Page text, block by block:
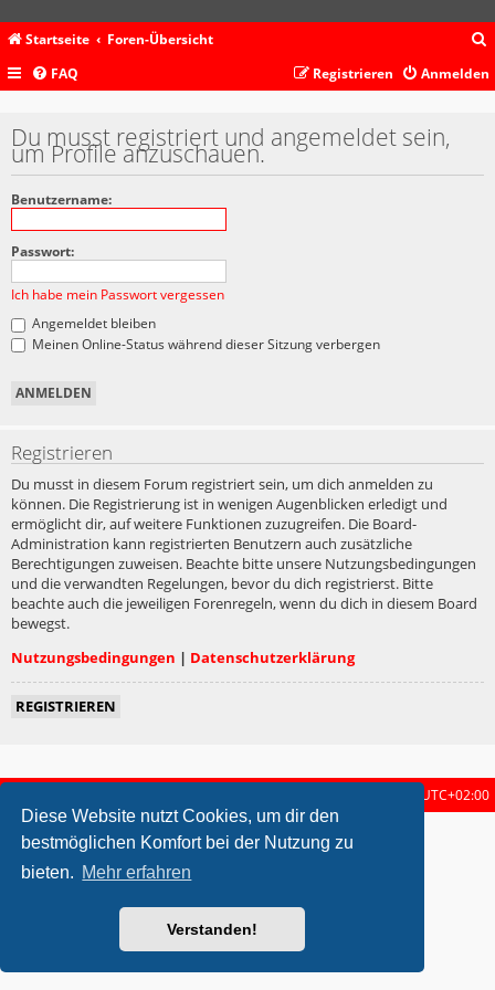
Diese Website nutzt Cookies, um dir den
bestmöglichen Komfort bei der Nutzung zu
bieten. Mehr erfahren
Verstanden!
Startseite Foren-Übersicht
c
FAQ Anmelden
Registrieren
Du musst registriert und angemeldet sein,
um Profile anzuschauen.
Benutzername:
Passwort:
Ich habe mein Passwort vergessen
Angemeldet bleiben
Meinen Online-Status während dieser Sitzung verbergen
Registrieren
Du musst in diesem Forum registriert sein, um dich anmelden zu
können. Die Registrierung ist in wenigen Augenblicken erledigt und
ermöglicht dir, auf weitere Funktionen zuzugreifen. Die Board-
Administration kann registrierten Benutzern auch zusätzliche
Berechtigungen zuweisen. Beachte bitte unsere Nutzungsbedingungen
und die verwandten Regelungen, bevor du dich registrierst. Bitte
beachte auch die jeweiligen Forenregeln, wenn du dich in diesem Board
bewegst.
Nutzungsbedingungen | Datenschutzerklärung
REGISTRIEREN
UTC+02:00
metrolike style by Eric Seguin Updated for phpBB3.2 by
Powered byphpBB ® Forum Software © phpBB Limited
Deutsche Übersetzung durch